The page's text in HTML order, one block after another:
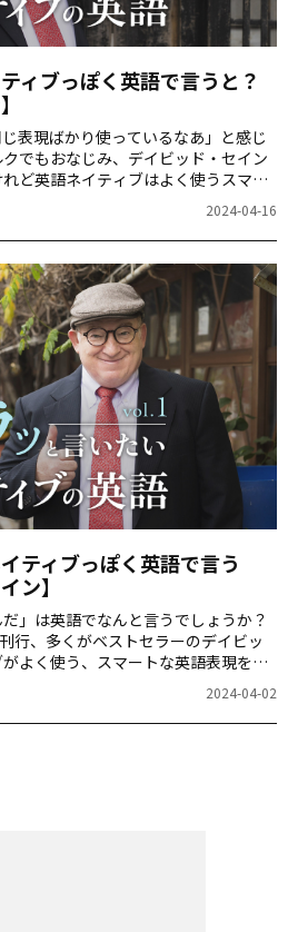
ィブっぽく英語で言うと？
表現ばかり使っているなあ」と感じ
でもおなじみ、デイビッド・セイン
ど英語ネイティブはよく使うスマー
2024-04-16
ティブっぽく英語で言う
ン】
」は英語でなんと言うでしょうか？
行、多くがベストセラーのデイビッ
よく使う、スマートな英語表現を紹
2024-04-02